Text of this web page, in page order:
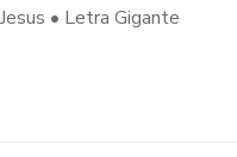
• Letra Gigante